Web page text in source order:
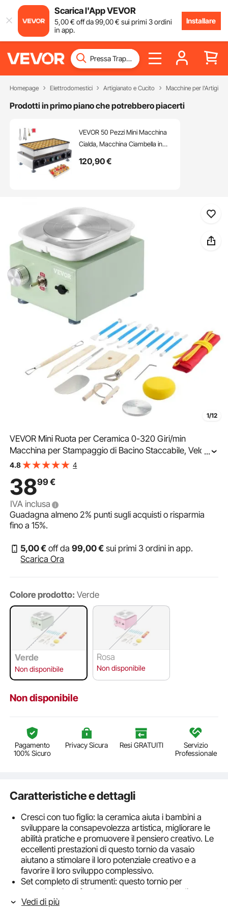
Scarica l'App VEVOR
5,00€ off da99,00€ sui primi 3 ordini
in app.
Installare
Homepage Elettrodomestici Artigianato e Cucito Macchine per
Prodotti in primo piano che potrebbero piacerti
VEVOR 50 Pezzi Mini Macchina
Cialda, Macchina Ciambella in
1800W Elettrica Padella per
120,90€
1/12
VEVOR Mini Ruota per Ceramica 0-320 Giri/min
Macchina per Stampaggio di Bacino Staccabile, Velocità
Regolabile, 2 Piatti Girevoli Ruota per Ceramica Elettrica,
...
4.8 4
3899€
IVA inclusa
Guadagna almeno2% punti sugli acquisti o risparmia
fino a15%.
5,00€ off da99,00€ sui primi 3 ordini in app.
Scarica Ora
Colore prodotto: Verde
Verde
Non disponibile
Rosa
Non disponibile
Non disponibile
Pagamento
100% Sicuro
Privacy Sicura Resi GRATUITI
Servizio
Professionale
Caratteristiche e dettagli
Cresci con tuo figlio: la ceramica aiuta i bambini a
sviluppare la consapevolezza artistica, migliorare le
abilità pratiche e promuovere il pensiero creativo. Le
eccellenti prestazioni di questo tornio da vasaio
aiutano a stimolare il loro potenziale creativo e a
favorire il loro sviluppo complessivo.
Set completo di strumenti: questo tornio per
ceramica viene fornito con un set completo di
strumenti, composto da un set da intaglio da 8 pezzi,
Vedi di più